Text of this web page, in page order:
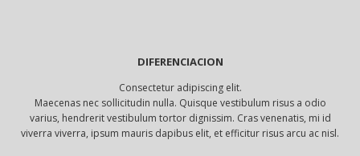
DIFERENCIACION
Consectetur adipiscing elit.
Maecenas nec sollicitudin nulla. Quisque vestibulum risus a odio
varius, hendrerit vestibulum tortor dignissim. Cras venenatis, mi id
viverra viverra, ipsum mauris dapibus elit, et efficitur risus arcu ac nisl.